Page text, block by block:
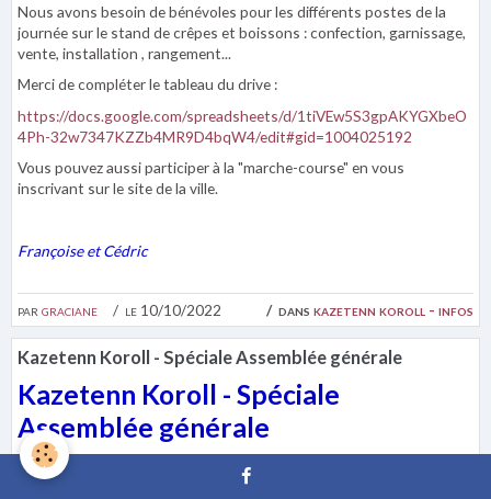
par graciane le 10/10/2022 dans kazetenn koroll - infos
Nous avons besoin de bénévoles pour les différents postes de la
journée sur le stand de crêpes et boissons : confection, garnissage,
vente, installation , rangement...
Merci de compléter le tableau du drive :
https://docs.google.com/spreadsheets/d/1tiVEw5S3gpAKYGXbeO
4Ph-32w7347KZZb4MR9D4bqW4/edit#gid=1004025192
Vous pouvez aussi participer à la "marche-course" en vous
inscrivant sur le site de la ville.
Françoise et Cédric
Kazetenn Koroll - Spéciale Assemblée générale
Kazetenn Koroll - Spéciale
Assemblée générale